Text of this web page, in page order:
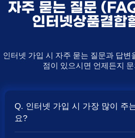
자주 묻는 질문
인터넷상품결합
인터넷 가입 시 자주 묻는 질문과 답변
점이 있으시면 언제든지
Q. 인터넷 가입 시 가장 많이 주
요?